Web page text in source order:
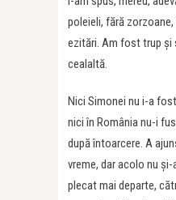
poleieli, fără
ezitări. Am fost trup și
cealaltă.
Nici Simonei nu i-a
nici în România nu-i
după întoarcere. A
vreme, dar acolo nu
plecat mai departe,